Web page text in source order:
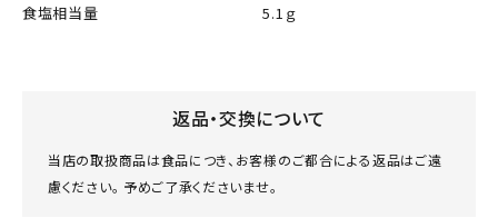
食塩相当量
5.1ｇ
返品・交換について
当店の取扱商品は食品につき、お客様のご都合による返品はご遠
慮ください。 予めご了承くださいませ。